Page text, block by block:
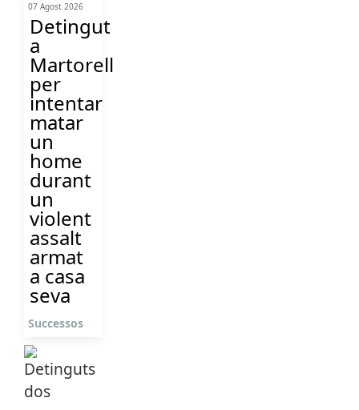
07 Agost 2026
Detingut
a
Martorell
per
intentar
matar
un
home
durant
un
violent
assalt
armat
a casa
seva
Successos